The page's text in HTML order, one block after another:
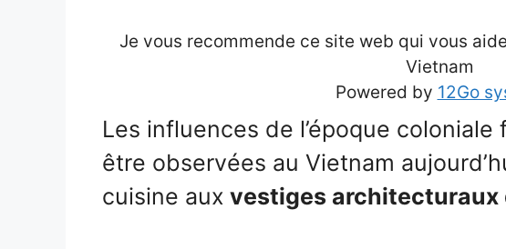
Je vous recommende ce site web qui vous
Vietnam
Powered by 12Go
Les influences de l’époque
être observées au Vietnam
cuisine aux vestiges architecturaux